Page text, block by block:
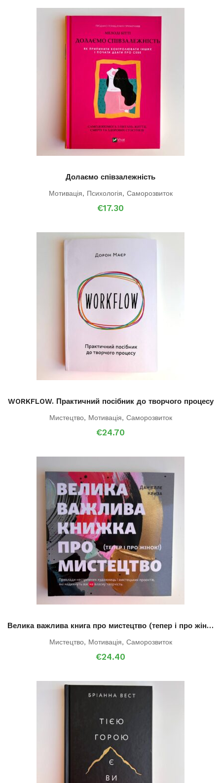
Долаємо співзалежність
Мотивація, Психологія, Саморозвиток
€17.30
WORKFLOW. Практичний посібник до творчого процесу
Мистецтво, Мотивація, Саморозвиток
€24.70
Велика важлива книга про мистецтво (тепер і про жінок)
Мистецтво, Мотивація, Саморозвиток
€24.40